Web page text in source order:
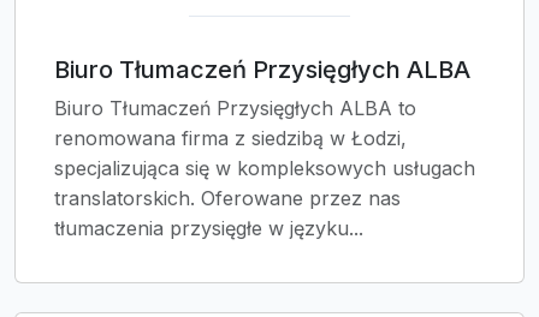
Biuro Tłumaczeń Przysięgłych ALBA
Biuro Tłumaczeń Przysięgłych ALBA to
renomowana firma z siedzibą w Łodzi,
specjalizująca się w kompleksowych usługach
translatorskich. Oferowane przez nas
tłumaczenia przysięgłe w języku...